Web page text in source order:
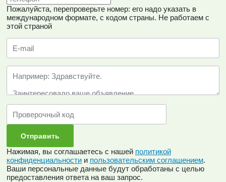
Пожалуйста, перепроверьте номер: его надо указать в
международном формате, с кодом страны. Не работаем с
этой страной
Нажимая, вы соглашаетесь с нашей политикой
конфиденциальности и пользовательским соглашением.
Ваши персональные данные будут обработаны с целью
предоставления ответа на ваш запрос.